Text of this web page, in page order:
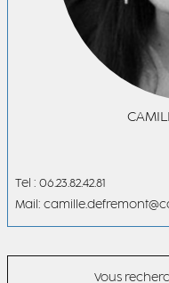
Tel : 06.23.82.42.81
Mail:
Vous